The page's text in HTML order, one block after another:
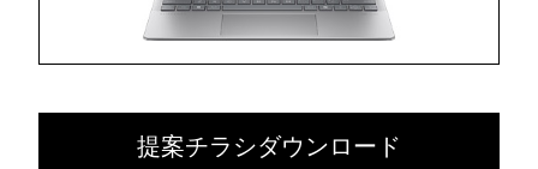
提案チラシダウンロード